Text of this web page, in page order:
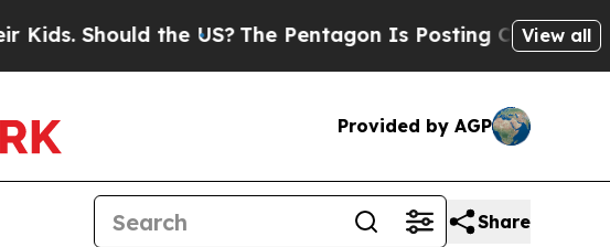
the US?The Pentagon Is Posting Cryptic BiblicalView all
Provided by AGP
Share